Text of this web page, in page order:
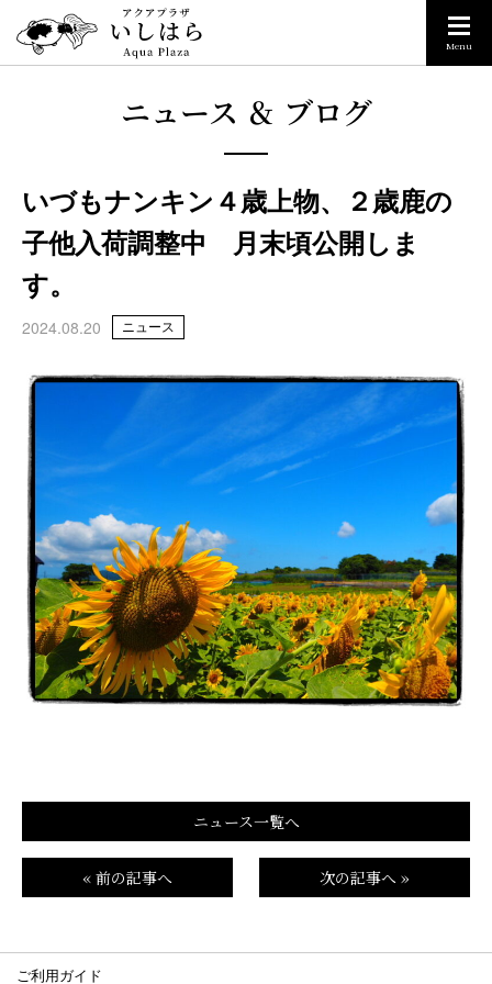
Menu
ニュース ＆ ブログ
いづもナンキン４歳上物、２歳鹿の
子他入荷調整中 月末頃公開しま
す。
2024.08.20 ニュース
« 前の記事へ
ニュース一覧へ
次の記事へ »
ご利用ガイド